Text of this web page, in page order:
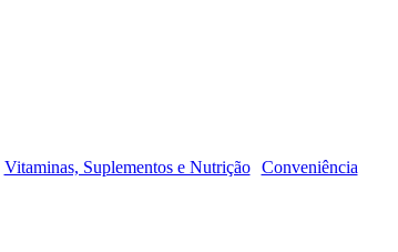
Vitaminas, Suplementos e Nutrição Conveniência